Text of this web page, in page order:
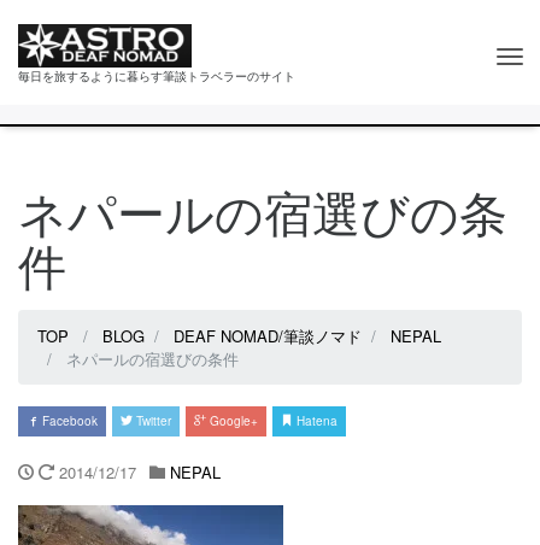
毎日を旅するように暮らす筆談トラベラーのサイト
ネパールの宿選びの条
件
TOP BLOG DEAF NOMAD/筆談ノマド
NEPAL
ネパールの宿選びの条件
Facebook Twitter Google+ Hatena
2014/12/17 NEPAL